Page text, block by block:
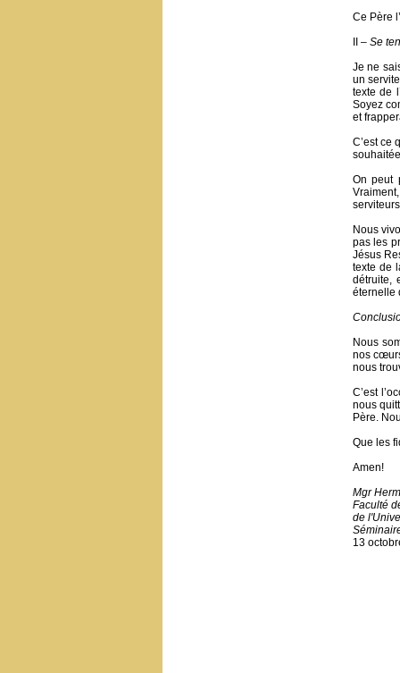
Ce Père
II –Se
Je ne
un
texte de
Soyez
et
C’est ce
On peut
Nous
pas les
Jésus
texte de
détruite,
éternelle
Nous
nos
nous
C’est
nous
Père.
Que les
Amen!
Mgr
Faculté
de
13